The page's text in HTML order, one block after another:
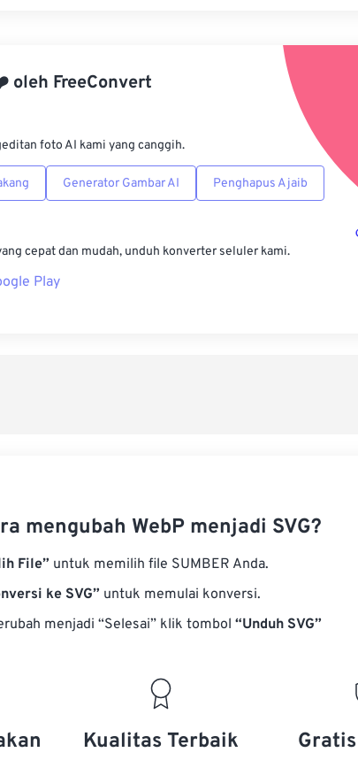
Simpan
oleh FreeConvert
foto AI kami yang canggih.
Generator Gambar AI Penghapus Ajaib
cepat dan mudah, unduh konverter seluler kami.
mengubah WebP menjadi SVG?
File” untuk memilih file SUMBER Anda.
ke SVG” untuk memulai konversi.
menjadi “Selesai” klik tombol “Unduh SVG”
Kualitas Terbaik